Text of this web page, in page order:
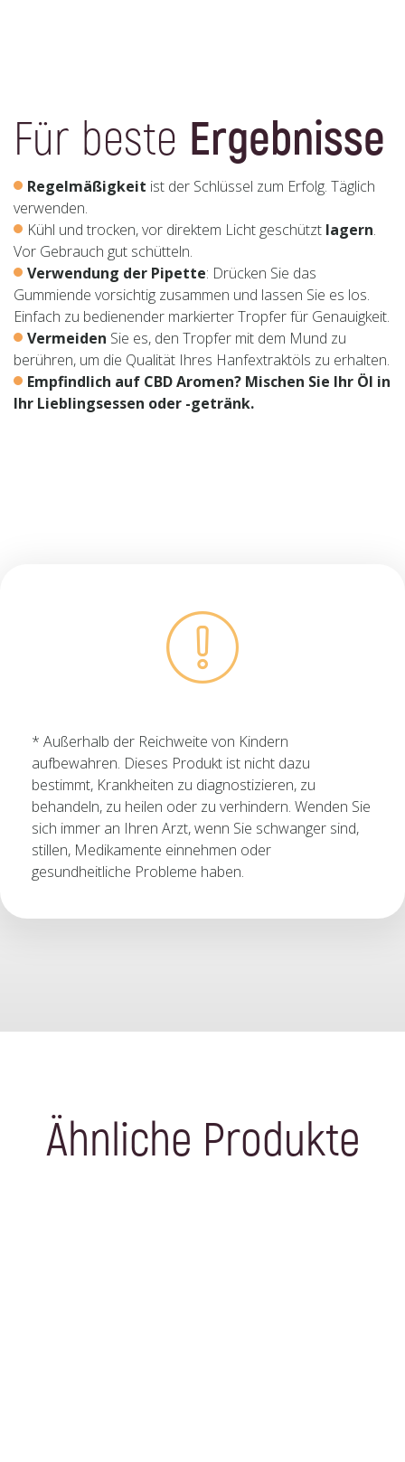
Für beste Ergebnisse
Regelmäßigkeit ist der Schlüssel zum Erfolg. Täglich
verwenden.
Kühl und trocken, vor direktem Licht geschützt lagern.
Vor Gebrauch gut schütteln.
Verwendung der Pipette: Drücken Sie das
Gummiende vorsichtig zusammen und lassen Sie es los.
Einfach zu bedienender markierter Tropfer für Genauigkeit.
Vermeiden Sie es, den Tropfer mit dem Mund zu
berühren, um die Qualität Ihres Hanfextraktöls zu erhalten.
Empfindlich auf CBD Aromen? Mischen Sie Ihr Öl in
Ihr Lieblingsessen oder -getränk.
* Außerhalb der Reichweite von Kindern
aufbewahren. Dieses Produkt ist nicht dazu
bestimmt, Krankheiten zu diagnostizieren, zu
behandeln, zu heilen oder zu verhindern. Wenden Sie
sich immer an Ihren Arzt, wenn Sie schwanger sind,
stillen, Medikamente einnehmen oder
gesundheitliche Probleme haben.
Ähnliche Produkte